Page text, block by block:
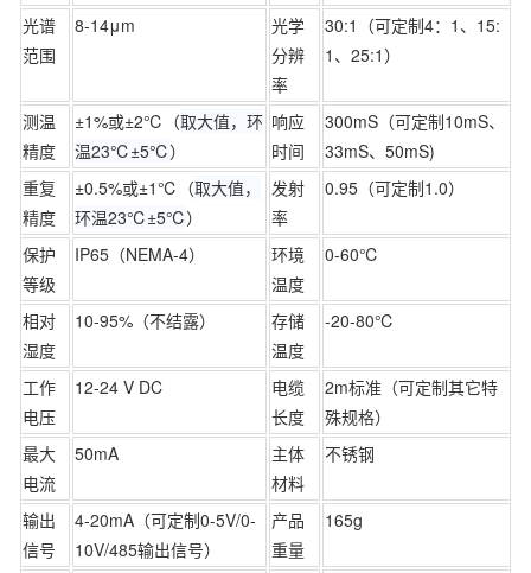
光谱
范围
8-14μm
光学
分辨
率
30:1（可定制4：1、15:
1、25:1）
测温
精度
±1%或±2℃（取大值，环
温23℃±5℃）
响应
时间
300mS（可定制10mS、
33mS、50mS)
重复
精度
±0.5%或±1℃（取大值，
环温23℃±5℃）
发射
率
0.95（可定制1.0）
保护
等级
IP65（NEMA-4）
环境
温度
0-60℃
相对
湿度
10-95%（不结露）
存储
温度
-20-80℃
工作
电压
12-24 V DC
电缆
长度
2m标准（可定制其它特
殊规格）
最大
电流
50mA
主体
材料
不锈钢
输出
信号
4-20mA（可定制0-5V/0-
10V/485输出信号）
产品
重量
165g